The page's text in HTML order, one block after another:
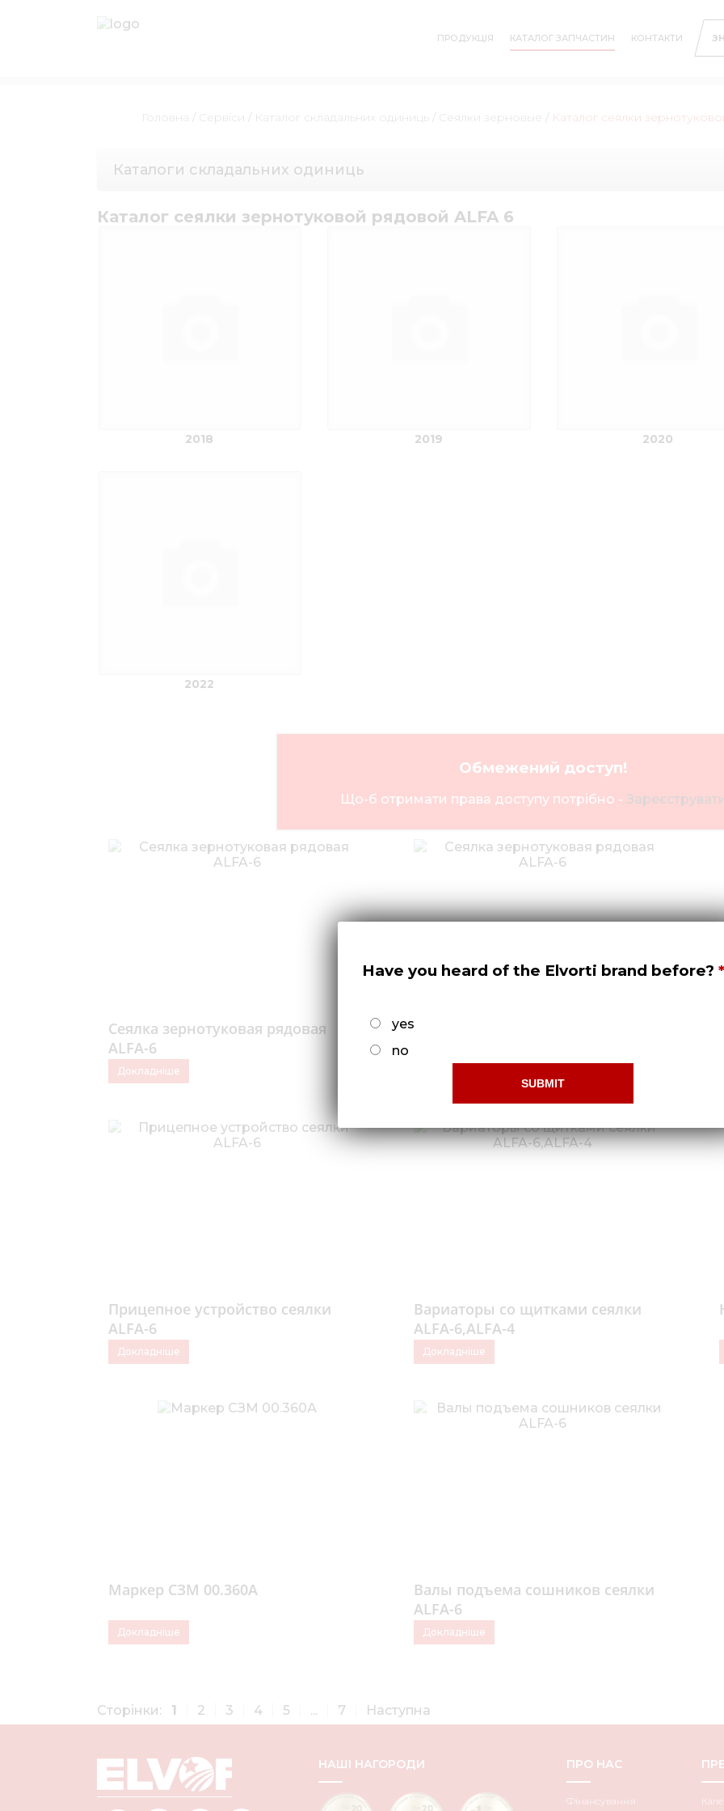
ПРОДУКЦІЯ КАТАЛОГ ЗАПЧАСТИН КОНТАКТИ
Головна / Сервіси / Каталог складальних одиниць / Сеялки зерновые / Каталог сеялки
Каталоги складальних одиниць
Каталог сеялки зернотуковой рядовой ALFA 6
2018 2019 2020
2022
Обмежений доступ!
Що-б отримати права доступу потрібно -
Сеялка зернотуковая рядовая
ALFA-6
Докладніше
Сеялка зернотуковая рядовая
Прицепное устройство сеялки
ALFA-6
Докладніше
Вариаторы со щитками сеялки
ALFA-6,ALFA-4
Докладніше
Маркер СЗМ 00.360А
Докладніше
Валы подъема сошников сеялки
ALFA-6
Докладніше
Сторінки: 1 2 3 4 5 ... 7 Наступна
НАШІ НАГОРОДИ ПРО НАС
Фінансування
Have you heard of the Elvorti brand before?
yes
no